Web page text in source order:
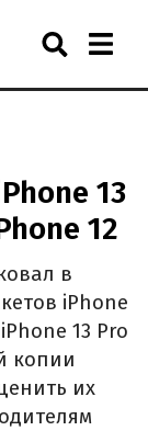
13
12
в
iPhone
13 Pro
копии
их